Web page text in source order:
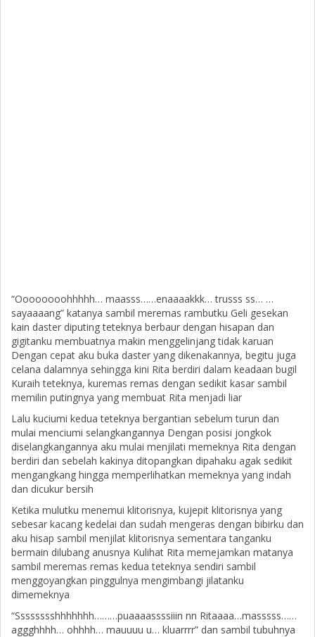
“Oooooooohhhhh… maasss……enaaaakkk… trusss ss… …
sayaaaang” katanya sambil meremas rambutku Geli gesekan
kain daster diputing teteknya berbaur dengan hisapan dan
gigitanku membuatnya makin menggelinjang tidak karuan
Dengan cepat aku buka daster yang dikenakannya, begitu juga
celana dalamnya sehingga kini Rita berdiri dalam keadaan bugil
Kuraih teteknya, kuremas remas dengan sedikit kasar sambil
memilin putingnya yang membuat Rita menjadi liar
Lalu kuciumi kedua teteknya bergantian sebelum turun dan
mulai menciumi selangkangannya Dengan posisi jongkok
diselangkangannya aku mulai menjilati memeknya Rita dengan
berdiri dan sebelah kakinya ditopangkan dipahaku agak sedikit
mengangkang hingga memperlihatkan memeknya yang indah
dan dicukur bersih
Ketika mulutku menemui klitorisnya, kujepit klitorisnya yang
sebesar kacang kedelai dan sudah mengeras dengan bibirku dan
aku hisap sambil menjilat klitorisnya sementara tanganku
bermain dilubang anusnya Kulihat Rita memejamkan matanya
sambil meremas remas kedua teteknya sendiri sambil
menggoyangkan pinggulnya mengimbangi jilatanku
dimemeknya
“Sssssssshhhhhhh………puaaaassssiiin nn Ritaaaa…masssss……
aggghhhh… ohhhh… mauuuu u… kluarrrr” dan sambil tubuhnya